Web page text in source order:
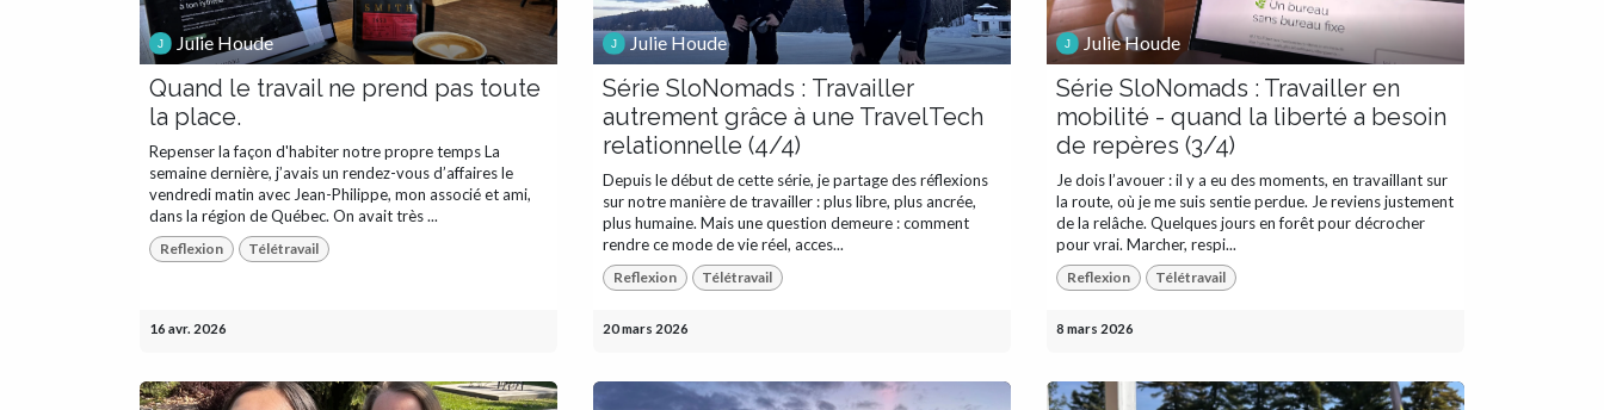
Julie Houde
Quand le travail ne prend pas toute
la place.
Repenser la façon d'habiter notre propre temps La
semaine dernière, j’avais un rendez-vous d’affaires le
vendredi matin avec Jean-Philippe, mon associé et ami,
dans la région de Québec. On avait très ...
Reflexion Télétravail
16 avr. 2026
Julie Houde
Série SloNomads : Travailler
autrement grâce à une TravelTech
relationnelle (4/4)
Depuis le début de cette série, je partage des réflexions
sur notre manière de travailler : plus libre, plus ancrée,
plus humaine. Mais une question demeure : comment
rendre ce mode de vie réel, acces...
Reflexion Télétravail
20 mars 2026
Julie Houde
Série SloNomads : Travailler en
mobilité - quand la liberté a besoin
de repères (3/4)
Je dois l’avouer : il y a eu des moments, en travaillant sur
la route, où je me suis sentie perdue. Je reviens justement
de la relâche. Quelques jours en forêt pour décrocher
pour vrai. Marcher, respi...
Reflexion Télétravail
8 mars 2026